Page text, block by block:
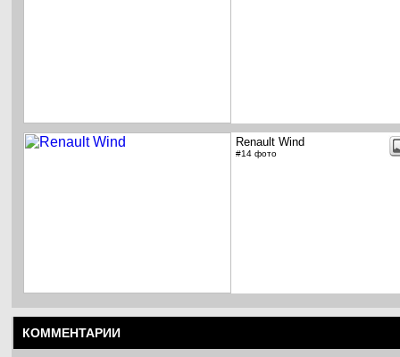
Renault Wind
#14 фото
КОММЕНТАРИИ